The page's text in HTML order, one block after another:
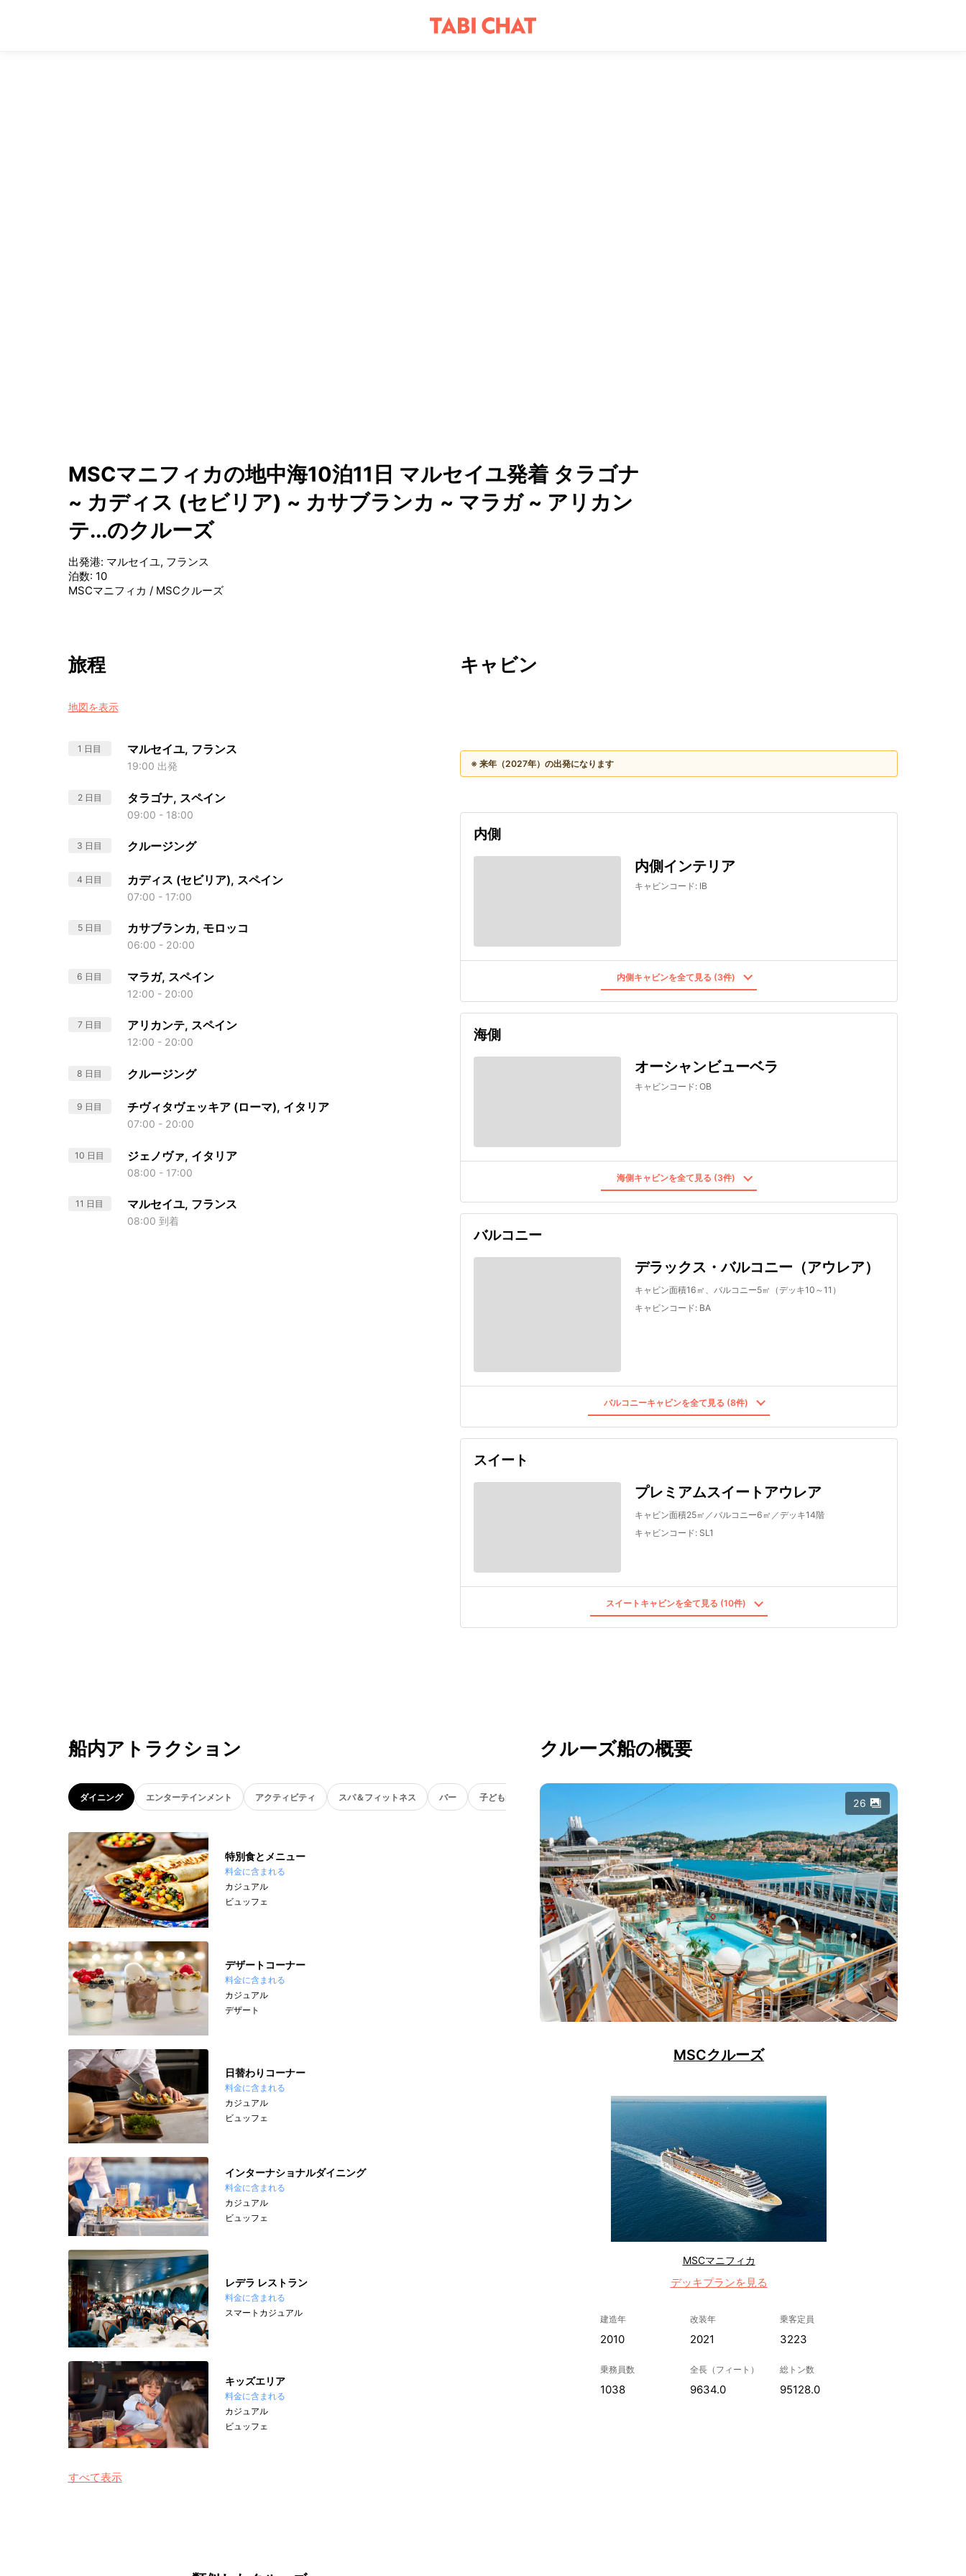
MSCマニフィカの地中海10泊11日 マルセイユ発着 タラゴナ
~ カディス (セビリア) ~ カサブランカ ~ マラガ ~ アリカン
テ...のクルーズ
出発港: マルセイユ, フランス
泊数: 10
MSCマニフィカ / MSCクルーズ
旅程
地図を表示
1 日目 マルセイユ, フランス
19:00 出発
2 日目 タラゴナ, スペイン
09:00 - 18:00
3 日目 クルージング
4 日目 カディス (セビリア), スペイン
07:00 - 17:00
5 日目 カサブランカ, モロッコ
06:00 - 20:00
6 日目 マラガ, スペイン
12:00 - 20:00
7 日目 アリカンテ, スペイン
12:00 - 20:00
8 日目 クルージング
9 日目 チヴィタヴェッキア (ローマ), イタリア
07:00 - 20:00
10 日目 ジェノヴァ, イタリア
08:00 - 17:00
11 日目 マルセイユ, フランス
08:00 到着
キャビン
※ 来年（2027年）の出発になります
内側
内側インテリア
キャビンコード: IB
内側キャビンを全て見る (3件)
海側
オーシャンビューベラ
キャビンコード: OB
海側キャビンを全て見る (3件)
バルコニー
デラックス・バルコニー（アウレア）
キャビン面積16㎡、バルコニー5㎡（デッキ10～11）
キャビンコード: BA
バルコニーキャビンを全て見る (8件)
スイート
プレミアムスイートアウレア
キャビン面積25㎡／バルコニー6㎡／デッキ14階
キャビンコード: SL1
スイートキャビンを全て見る (10件)
船内アトラクション
ダイニング エンターテインメント アクティビティ スパ＆フィットネス バー 子ども向け
特別食とメニュー
料金に含まれる
カジュアル
ビュッフェ
デザートコーナー
料金に含まれる
カジュアル
デザート
日替わりコーナー
料金に含まれる
カジュアル
ビュッフェ
インターナショナルダイニング
料金に含まれる
カジュアル
ビュッフェ
レデラ レストラン
料金に含まれる
スマートカジュアル
キッズエリア
料金に含まれる
カジュアル
ビュッフェ
すべて表示
クルーズ船の概要
26
MSCクルーズ
MSCマニフィカ
デッキプランを見る
建造年
2010
改装年
2021
乗客定員
3223
乗務員数
1038
全長（フィート）
9634.0
総トン数
95128.0